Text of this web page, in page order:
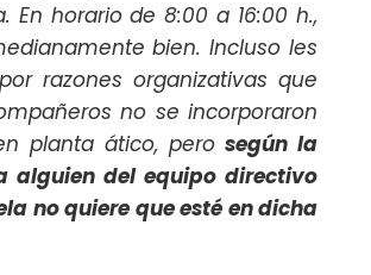
En horario de 8:00 a 16:00 h.,
bien. Incluso les
razones organizativas que
no se incorporaron
planta ático, perosegún la
alguien del equipo directivo
no quiere que esté en dicha